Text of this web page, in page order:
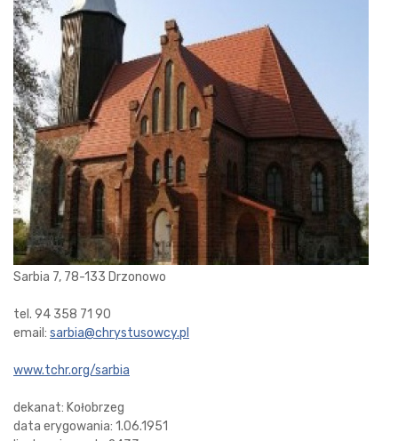
Sarbia 7, 78-133 Drzonowo
tel. 94 358 71 90
email: sarbia@chrystusowcy.pl
www.tchr.org/sarbia
dekanat: Kołobrzeg
data erygowania: 1.06.1951